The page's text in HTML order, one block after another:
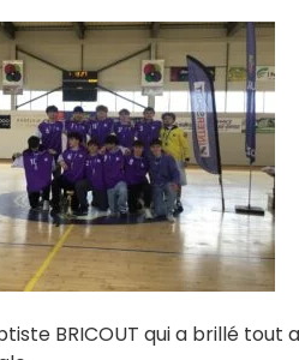
BRICOUT qui a brillé tout